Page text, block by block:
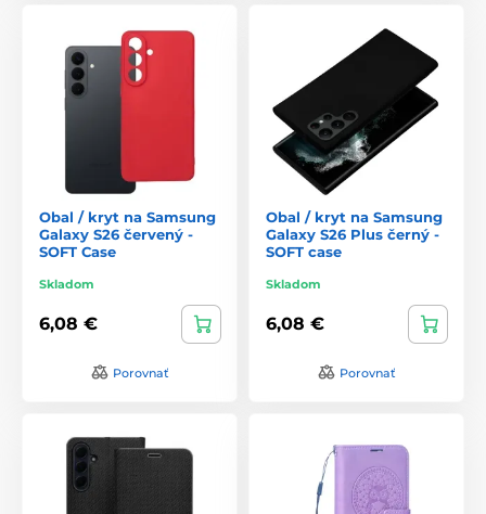
Obal / kryt na Samsung
Galaxy S26 červený -
SOFT Case
Skladom
6,08 €
Porovnať
Obal / kryt na Samsung
Galaxy S26 Plus černý -
SOFT case
Skladom
6,08 €
Porovnať